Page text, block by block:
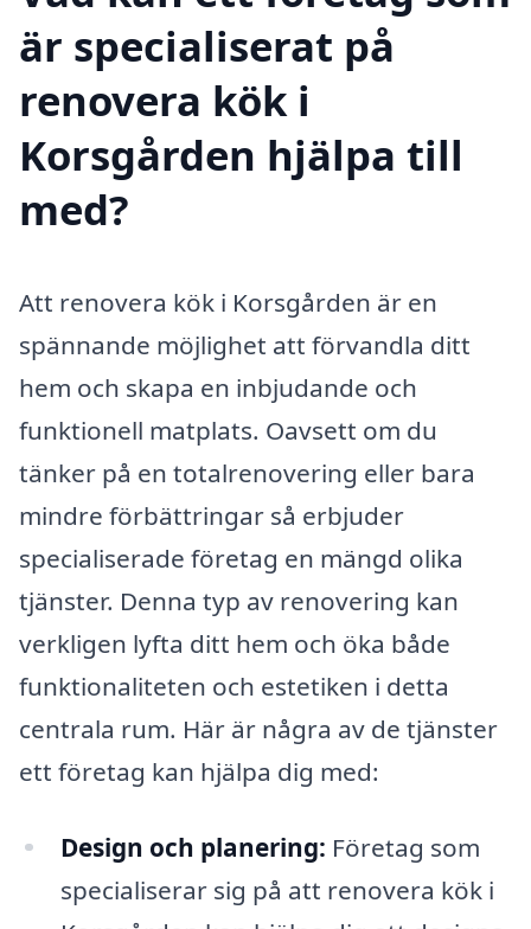
är specialiserat på
renovera kök i
Korsgården hjälpa till
med?
Att renovera kök i Korsgården är en
spännande möjlighet att förvandla ditt
hem och skapa en inbjudande och
funktionell matplats. Oavsett om du
tänker på en totalrenovering eller bara
mindre förbättringar så erbjuder
specialiserade företag en mängd olika
tjänster. Denna typ av renovering kan
verkligen lyfta ditt hem och öka både
funktionaliteten och estetiken i detta
centrala rum. Här är några av de tjänster
ett företag kan hjälpa dig med:
Design och planering: Företag som
specialiserar sig på att renovera kök i